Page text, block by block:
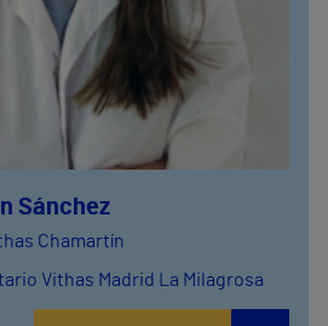
Sánchez
Chamartín
Vithas Madrid La Milagrosa